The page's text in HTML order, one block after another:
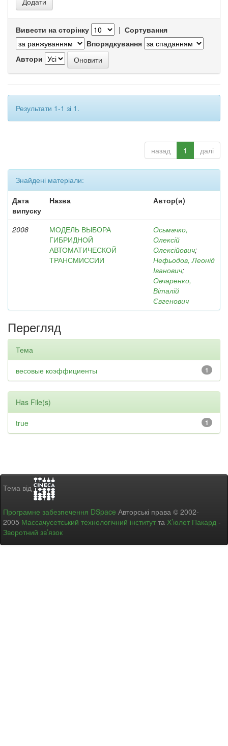
Вивести на сторінку | Сортування
Впорядкування
Автори
Результати 1-1 зі 1.
назад 1 далі
Знайдені матеріали:
Дата
випуску
Назва Автор(и)
2008
МОДЕЛЬ ВЫБОРА
ГИБРИДНОЙ
АВТОМАТИЧЕСКОЙ
ТРАНСМИССИИ
Осьмачко,
Олексій
Олексійович;
Нефьодов, Леонід
Іванович;
Овчаренко,
Віталій
Євгенович
Перегляд
Тема
1
весовые коэффициенты
Has File(s)
1
true
Тема від
Програмне забезпечення DSpace Авторські права © 2002-
2005 Массачусетський технологічний інститут та Х’юлет Пакард -
Зворотний зв’язок